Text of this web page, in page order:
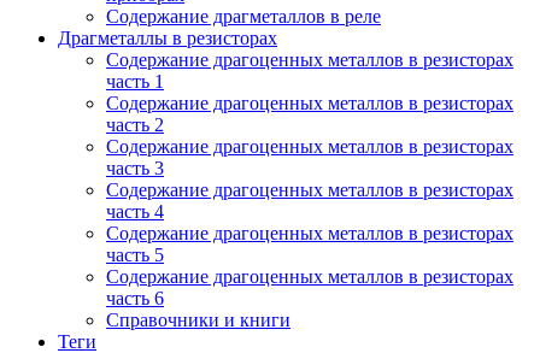
Содержание драгметаллов в реле
Драгметаллы в резисторах
Содержание драгоценных металлов в резисторах
часть 1
Содержание драгоценных металлов в резисторах
часть 2
Содержание драгоценных металлов в резисторах
часть 3
Содержание драгоценных металлов в резисторах
часть 4
Содержание драгоценных металлов в резисторах
часть 5
Содержание драгоценных металлов в резисторах
часть 6
Справочники и книги
Теги